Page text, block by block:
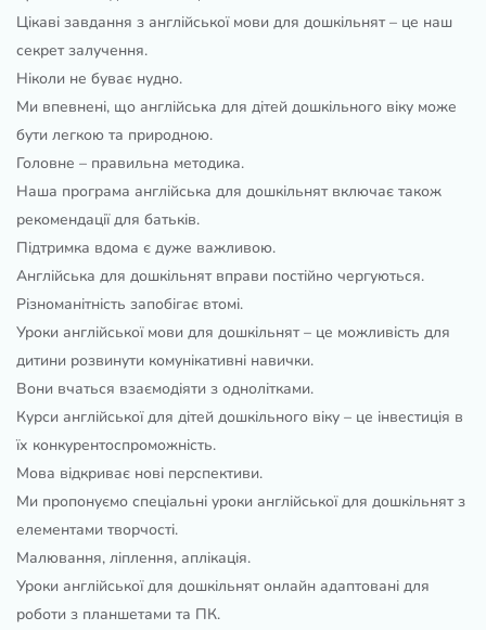
Цікаві завдання з англійської мови для дошкільнят – це наш
секрет залучення.
Ніколи не буває нудно.
Ми впевнені, що англійська для дітей дошкільного віку може
бути легкою та природною.
Головне – правильна методика.
Наша програма англійська для дошкільнят включає також
рекомендації для батьків.
Підтримка вдома є дуже важливою.
Англійська для дошкільнят вправи постійно чергуються.
Різноманітність запобігає втомі.
Уроки англійської мови для дошкільнят – це можливість для
дитини розвинути комунікативні навички.
Вони вчаться взаємодіяти з однолітками.
Курси англійської для дітей дошкільного віку – це інвестиція в
їх конкурентоспроможність.
Мова відкриває нові перспективи.
Ми пропонуємо спеціальні уроки англійської для дошкільнят з
елементами творчості.
Малювання, ліплення, аплікація.
Уроки англійської для дошкільнят онлайн адаптовані для
роботи з планшетами та ПК.